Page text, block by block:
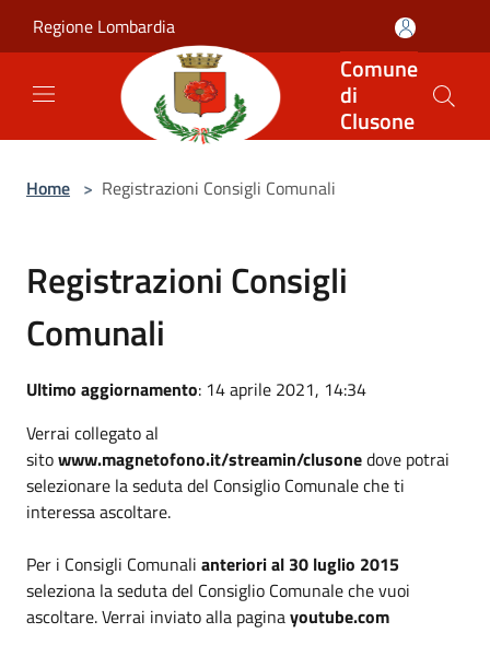
Regione Lombardia
Comune
di
Clusone
Home > Registrazioni Consigli Comunali
Registrazioni Consigli
Comunali
Ultimo aggiornamento: 14 aprile 2021, 14:34
Verrai collegato al
sitowww.magnetofono.it/streamin/clusonedove potrai
selezionare la seduta del Consiglio Comunale che ti
interessa ascoltare.
Per i Consigli Comunali anteriori al 30 luglio 2015
seleziona la seduta del Consiglio Comunale che vuoi
ascoltare. Verrai inviato alla paginayoutube.com